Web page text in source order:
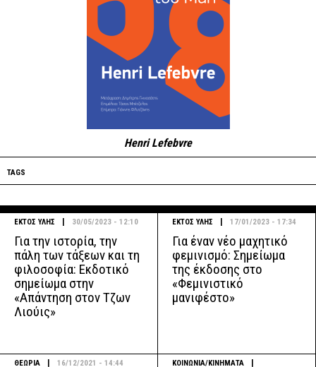
Henri Lefebvre
TAGS
ΕΚΤΟΣ ΥΛΗΣ 30/05/2023 - 12:10
Για την ιστορία, την
πάλη των τάξεων και τη
φιλοσοφία: Εκδοτικό
σημείωμα στην
«Απάντηση στον Τζων
Λιούις»
ΕΚΤΟΣ ΥΛΗΣ 17/01/2023 - 17:34
Για έναν νέο μαχητικό
φεμινισμό: Σημείωμα
της έκδοσης στο
«Φεμινιστικό
μανιφέστο»
ΘΕΩΡΙΑ 16/12/2021 - 14:44 ΚΟΙΝΩΝΙΑ/ΚΙΝΗΜΑΤΑ